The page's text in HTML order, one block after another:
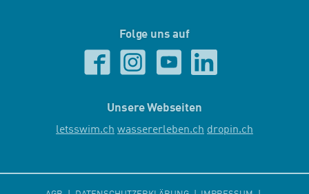
Folge uns auf
Unsere Webseiten
letsswim.ch wassererleben.ch dropin.ch